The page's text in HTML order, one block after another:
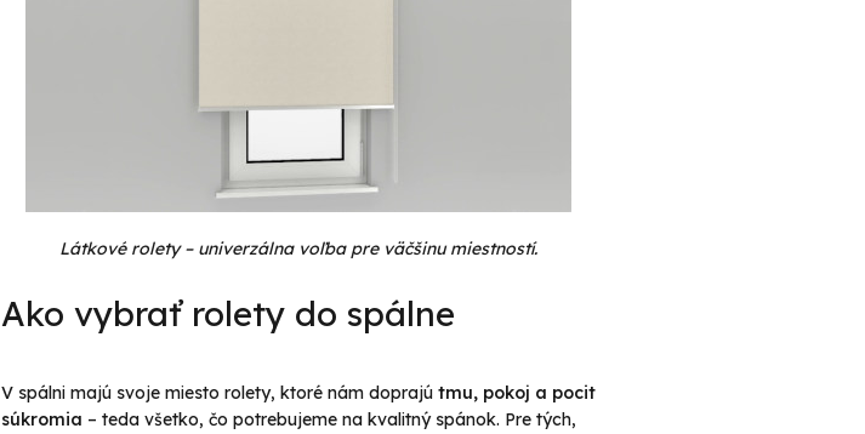
Látkové rolety – univerzálna voľba pre väčšinu miestností.
Ako vybrať rolety do spálne
V spálni majú svoje miesto rolety, ktoré nám doprajú tmu, pokoj a pocit
súkromia – teda všetko, čo potrebujeme na kvalitný spánok. Pre tých,